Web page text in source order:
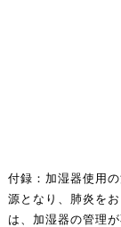
付録：加湿器使用
源となり、肺炎を
は、加湿器の管理